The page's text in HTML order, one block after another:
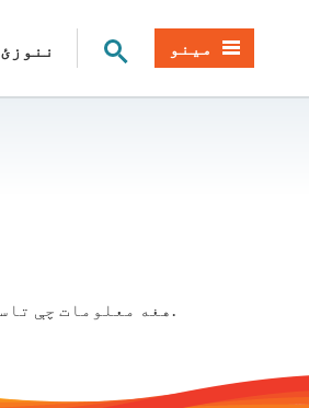
ننوزئ د سایټ لټون
مینو
هغه معلومات چې تاسو یې په لټه کې یاست ممکن لیږدول شوي وي. مهرباني وکړئ د لټون بار یا مینو څخه کار واخلئ ترڅو په موندلو کې مرسته وکړي.